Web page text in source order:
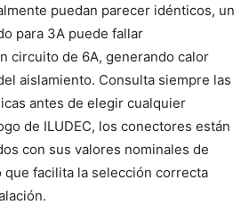
puedan parecer idénticos, un
para 3A puede fallar
circuito de 6A, generando calor
aislamiento. Consulta siempre las
antes de elegir cualquier
de ILUDEC, los conectores están
con sus valores nominales de
facilita la selección correcta